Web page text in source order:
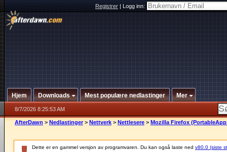
Registrer|Logg inn:
Hjem Downloads Mest populære nedlastinger Mer
8/7/2026 8:25:53 AM
AfterDawn > Nedlastinger > Nettverk > Nettlesere > Mozilla Firefox
Dette er en gammel versjon av programvaren. Du kan også laste ned v80.0 (siste